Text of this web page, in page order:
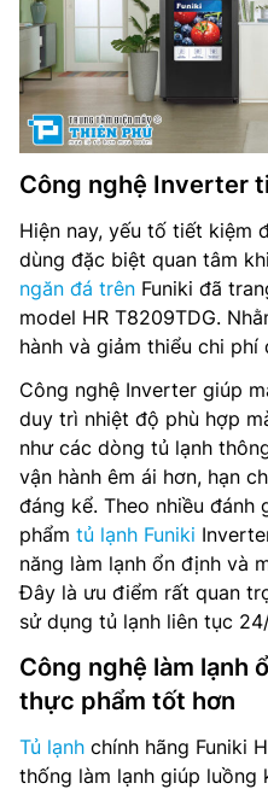
Công nghệ Inverter
Hiện nay, yếu tố tiết kiệm
dùng đặc biệt quan tâm
ngăn đá trên Funiki đã
model HR T8209TDG.
hành và giảm thiểu chi phí
Công nghệ Inverter giúp
duy trì nhiệt độ phù hợp
như các dòng tủ lạnh
vận hành êm ái hơn, hạn
đáng kể. Theo nhiều
phẩm tủ lạnh Funiki
năng làm lạnh ổn định và
Đây là ưu điểm rất quan
sử dụng tủ lạnh liên tục
Công nghệ làm lạnh
thực phẩm tốt hơn
Tủ lạnh chính hãng Funiki
thống làm lạnh giúp luồng